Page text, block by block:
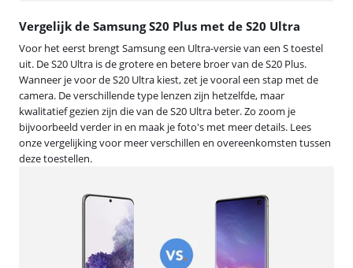
Vergelijk de Samsung S20 Plus met de S20 Ultra
Voor het eerst brengt Samsung een Ultra-versie van een S toestel
uit. De S20 Ultra is de grotere en betere broer van de S20 Plus.
Wanneer je voor de S20 Ultra kiest, zet je vooral een stap met de
camera. De verschillende type lenzen zijn hetzelfde, maar
kwalitatief gezien zijn die van de S20 Ultra beter. Zo zoom je
bijvoorbeeld verder in en maak je foto's met meer details. Lees
onze vergelijking voor meer verschillen en overeenkomsten tussen
deze toestellen.